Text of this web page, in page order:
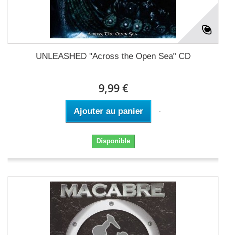
UNLEASHED "Across the Open Sea" CD
9,99 €
Ajouter au panier
Disponible